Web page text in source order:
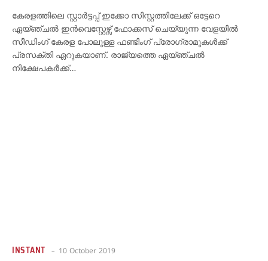
കേരളത്തിലെ സ്റ്റാര്‍ട്ടപ്പ് ഇക്കോ സിസ്റ്റത്തിലേക്ക് ഒട്ടേറെ
ഏയ്ഞ്ചല്‍ ഇന്‍വെസ്റ്റേഴ്സ് ഫോക്കസ് ചെയ്യുന്ന വേളയില്‍
സീഡിംഗ് കേരള പോലുള്ള ഫണ്ടിംഗ് പ്രോഗ്രാമുകള്‍ക്ക്
പ്രസക്തി ഏറുകയാണ്. രാജ്യത്തെ ഏയ്ഞ്ചല്‍
നിക്ഷേപകര്‍ക്ക്…
INSTANT 10 October 2019